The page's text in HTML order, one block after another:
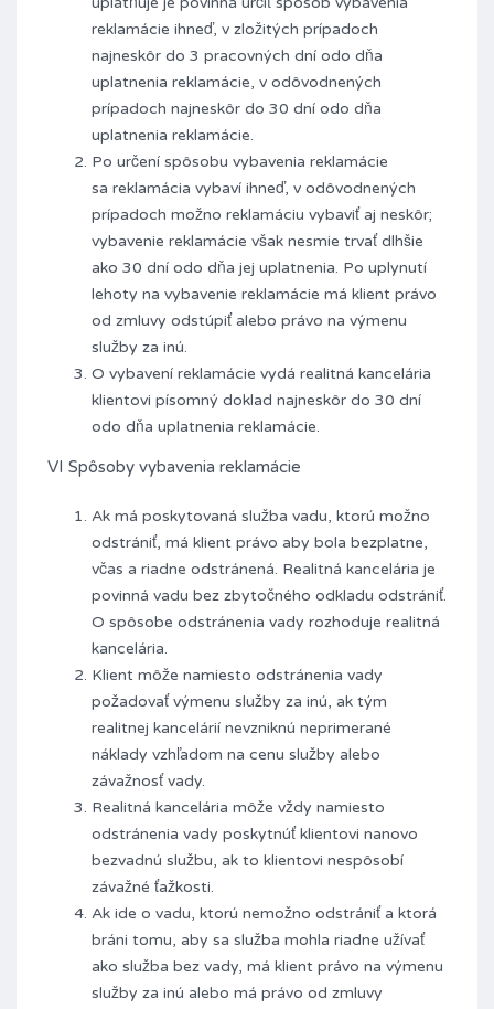
reklamácie ihneď, v zložitých prípadoch
najneskôr do 3 pracovných dní odo dňa
uplatnenia reklamácie, v odôvodnených
prípadoch najneskôr do 30 dní odo dňa
uplatnenia reklamácie.
Po určení spôsobu vybavenia reklamácie
sa reklamácia vybaví ihneď, v odôvodnených
prípadoch možno reklamáciu vybaviť aj neskôr;
vybavenie reklamácie však nesmie trvať dlhšie
ako 30 dní odo dňa jej uplatnenia. Po uplynutí
lehoty na vybavenie reklamácie má klient právo
od zmluvy odstúpiť alebo právo na výmenu
služby za inú.
O vybavení reklamácie vydá realitná kancelária
klientovi písomný doklad najneskôr do 30 dní
odo dňa uplatnenia reklamácie.
VI Spôsoby vybavenia reklamácie
Ak má poskytovaná služba vadu, ktorú možno
odstrániť, má klient právo aby bola bezplatne,
včas a riadne odstránená. Realitná kancelária je
povinná vadu bez zbytočného odkladu odstrániť.
O spôsobe odstránenia vady rozhoduje realitná
kancelária.
Klient môže namiesto odstránenia vady
požadovať výmenu služby za inú, ak tým
realitnej kancelárií nevzniknú neprimerané
náklady vzhľadom na cenu služby alebo
závažnosť vady.
Realitná kancelária môže vždy namiesto
odstránenia vady poskytnúť klientovi nanovo
bezvadnú službu, ak to klientovi nespôsobí
závažné ťažkosti.
Ak ide o vadu, ktorú nemožno odstrániť a ktorá
bráni tomu, aby sa služba mohla riadne užívať
ako služba bez vady, má klient právo na výmenu
služby za inú alebo má právo od zmluvy